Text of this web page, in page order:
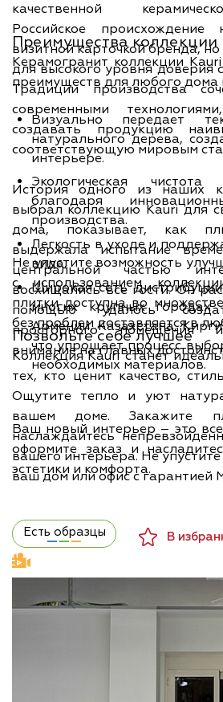
качественной
Российское
визитной карточкой бренда,
для высокого уровня доверия
Традиции производства
современными
создавать продукцию
соответствующую мировым
Преимущества коллекции
Керамогранит коллекции
преимуществ для любого дома
Визуально передает
натурального дерева,
интерьере.
Экологическая
благодаря
производства.
Легкость в уходе и
вида.
Широкая сеть
многих крупных городах
Армении, Казахстана,
что упрощает процесс
необходимых материалов.
История одного из наших
выбрал коллекцию Kauri для
дома, показывает, как
выдержала испытание
центральной частью
восхищались все гости. Он
помощью удалось
просторного помещения
внимание на главных
Не упустите возможность
с использованием
плитки доступна во
без проблем доставляется в
Позвольте себе лучшее
Коллекция Kauri станет
тех, кто ценит качество,
Ощутите тепло и уют
вашем доме. Закажите
наслаждайтесь
вашего интерьера. Не
ваш дом или офис с гарантией
Ваш новый интерьер – это
оформите заказ и
эстетики и комфорта.
Есть образцы В